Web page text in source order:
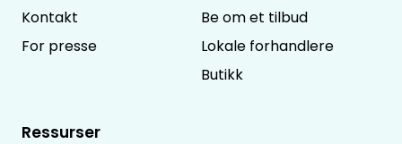
Kontakt
For presse
Be om et tilbud
Lokale forhandlere
Butikk
Ressurser